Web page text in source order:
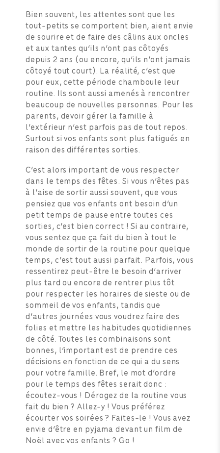
Bien souvent, les attentes sont que les
tout-petits se comportent bien, aient envie
de sourire et de faire des câlins aux oncles
et aux tantes qu’ils n’ont pas côtoyés
depuis 2 ans (ou encore, qu’ils n’ont jamais
côtoyé tout court). La réalité, c’est que
pour eux, cette période chamboule leur
routine. Ils sont aussi amenés à rencontrer
beaucoup de nouvelles personnes. Pour les
parents, devoir gérer la famille à
l’extérieur n’est parfois pas de tout repos.
Surtout si vos enfants sont plus fatigués en
raison des différentes sorties.
C’est alors important de vous respecter
dans le temps des fêtes. Si vous n’êtes pas
à l’aise de sortir aussi souvent, que vous
pensiez que vos enfants ont besoin d’un
petit temps de pause entre toutes ces
sorties, c’est bien correct ! Si au contraire,
vous sentez que ça fait du bien à tout le
monde de sortir de la routine pour quelque
temps, c’est tout aussi parfait. Parfois, vous
ressentirez peut-être le besoin d’arriver
plus tard ou encore de rentrer plus tôt
pour respecter les horaires de sieste ou de
sommeil de vos enfants, tandis que
d’autres journées vous voudrez faire des
folies et mettre les habitudes quotidiennes
de côté. Toutes les combinaisons sont
bonnes, l’important est de prendre ces
décisions en fonction de ce qui a du sens
pour votre famille. Bref, le mot d’ordre
pour le temps des fêtes serait donc :
écoutez-vous ! Dérogez de la routine vous
fait du bien ? Allez-y ! Vous préférez
écourter vos soirées ? Faites-le ! Vous avez
envie d’être en pyjama devant un film de
Noël avec vos enfants ? Go !